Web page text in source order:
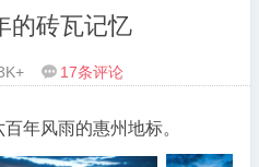
的砖瓦记忆
 17条评论
年风雨的惠州地标。